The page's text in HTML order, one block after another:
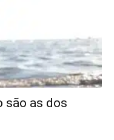
são as dos